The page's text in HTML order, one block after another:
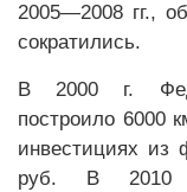
2005—2008 гг.,
сократились.
В 2000 г.
построило 6000
инвестициях из
руб. В 2010 г.